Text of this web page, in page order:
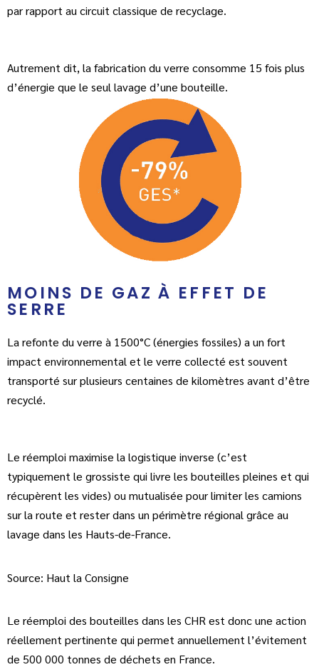
par rapport au circuit classique de recyclage.
Autrement dit, la fabrication du verre consomme 15 fois plus
d’énergie que le seul lavage d’une bouteille.
MOINS DE GAZ À EFFET DE
SERRE
La refonte du verre à 1500°C (énergies fossiles) a un fort
impact environnemental et le verre collecté est souvent
transporté sur plusieurs centaines de kilomètres avant d’être
recyclé.
Le réemploi maximise la logistique inverse (c’est
typiquement le grossiste qui livre les bouteilles pleines et qui
récupèrent les vides) ou mutualisée pour limiter les camions
sur la route et rester dans un périmètre régional grâce au
lavage dans les Hauts-de-France.
Source: Haut la Consigne
Le réemploi des bouteilles dans les CHR est donc une action
réellement pertinente qui permet annuellement l’évitement
de 500 000 tonnes de déchets en France.